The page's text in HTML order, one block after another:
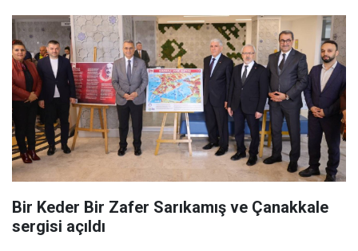
Bir Keder Bir Zafer Sarıkamış ve Çanakkale
sergisi açıldı